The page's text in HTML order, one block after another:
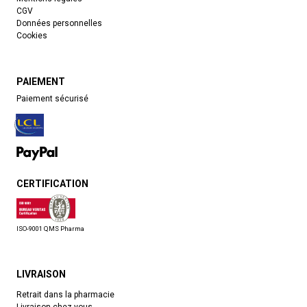
CGV
Données personnelles
Cookies
PAIEMENT
Paiement sécurisé
CERTIFICATION
ISO-9001 QMS Pharma
LIVRAISON
Retrait dans la pharmacie